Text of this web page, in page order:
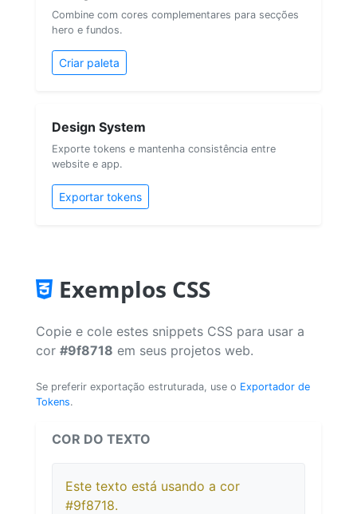
Combine com cores complementares para secções
hero e fundos.
Criar paleta
Design System
Exporte tokens e mantenha consistência entre
website e app.
Exportar tokens
Exemplos CSS
Copie e cole estes snippets CSS para usar a
cor #9f8718 em seus projetos web.
Se preferir exportação estruturada, use o Exportador de
Tokens.
COR DO TEXTO
Este texto está usando a cor
#9f8718.